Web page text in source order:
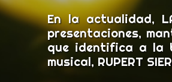
En la actualidad,
presentaciones,
que identifica a la
musical, RUPERT